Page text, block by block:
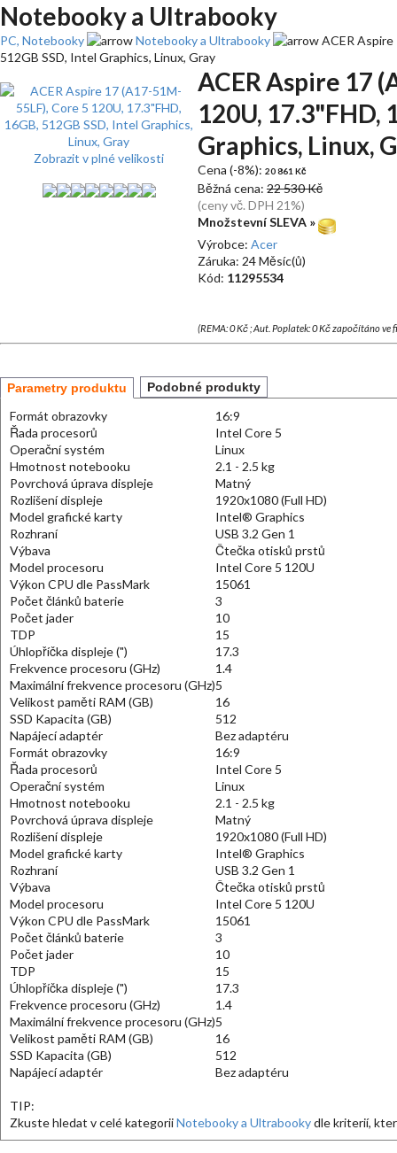
Notebooky a Ultrabooky
PC, Notebooky Notebooky a Ultrabooky
ACER Aspire
512GB SSD, Intel Graphics, Linux, Gray
Zobrazit v plné velikosti
ACER Aspire 17
120U, 17.3"FHD,
Graphics, Linux,
Cena (-8%): 20 861 Kč
Běžná cena: 22 530 Kč
(ceny vč. DPH 21%)
Množstevní SLEVA »
Výrobce: Acer
Záruka: 24 Měsíc(ů)
Kód: 11295534
(REMA: 0 Kč ; Aut. Poplatek: 0 Kč započítáno
Parametry produktu Podobné produkty
Formát obrazovky
16:9
Řada procesorů
Intel Core 5
Operační systém
Linux
Hmotnost notebooku
2.1 - 2.5 kg
Povrchová úprava displeje
Matný
Rozlišení displeje
1920x1080 (Full HD)
Model grafické karty
Intel® Graphics
Rozhraní
USB 3.2 Gen 1
Výbava
Čtečka otisků prstů
Model procesoru
Intel Core 5 120U
Výkon CPU dle PassMark
15061
Počet článků baterie
3
Počet jader
10
TDP
15
Úhlopříčka displeje (")
17.3
Frekvence procesoru (GHz)
1.4
Maximální frekvence procesoru (GHz)5
Velikost paměti RAM (GB)
16
SSD Kapacita (GB)
512
Napájecí adaptér
Bez adaptéru
Formát obrazovky
16:9
Řada procesorů
Intel Core 5
Operační systém
Linux
Hmotnost notebooku
2.1 - 2.5 kg
Povrchová úprava displeje
Matný
Rozlišení displeje
1920x1080 (Full HD)
Model grafické karty
Intel® Graphics
Rozhraní
USB 3.2 Gen 1
Výbava
Čtečka otisků prstů
Model procesoru
Intel Core 5 120U
Výkon CPU dle PassMark
15061
Počet článků baterie
3
Počet jader
10
TDP
15
Úhlopříčka displeje (")
17.3
Frekvence procesoru (GHz)
1.4
Maximální frekvence procesoru (GHz)5
Velikost paměti RAM (GB)
16
SSD Kapacita (GB)
512
Napájecí adaptér
Bez adaptéru
TIP:
Zkuste hledat v celé kategoriiNotebooky a Ultrabookydle kriterií,